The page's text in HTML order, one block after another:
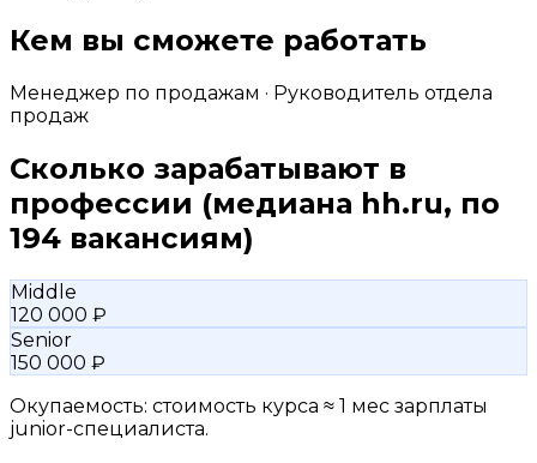
Кем вы сможете работать
Менеджер по продажам · Руководитель отдела
продаж
Сколько зарабатывают в
профессии (медиана hh.ru, по
194 вакансиям)
Middle
120 000 ₽
Senior
150 000 ₽
Окупаемость: стоимость курса ≈ 1 мес зарплаты
junior-специалиста.